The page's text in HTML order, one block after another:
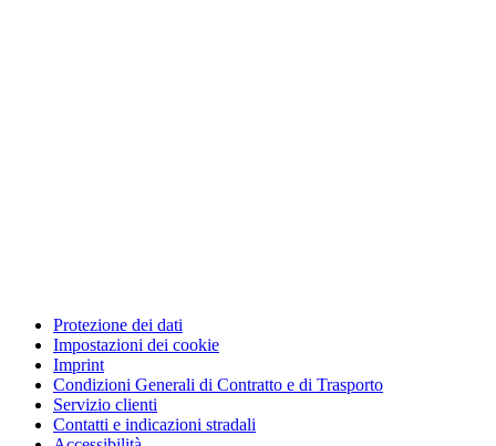
Protezione dei dati
Impostazioni dei cookie
Imprint
Condizioni Generali di Contratto e di Trasporto
Servizio clienti
Contatti e indicazioni stradali